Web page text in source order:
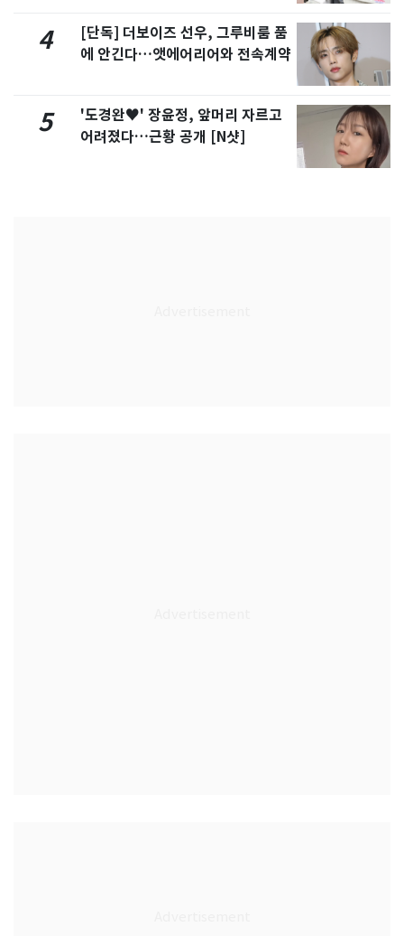
4
[단독] 더보이즈 선우, 그루비룸 품
에 안긴다…앳에어리어와 전속계약
5
'도경완♥' 장윤정, 앞머리 자르고
어려졌다…근황 공개 [N샷]